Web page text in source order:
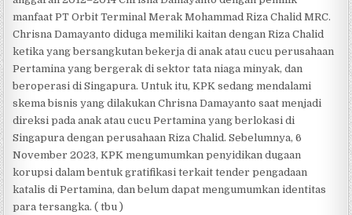
manfaat PT Orbit Terminal Merak Mohammad Riza Chalid MRC.
Chrisna Damayanto diduga memiliki kaitan dengan Riza Chalid
ketika yang bersangkutan bekerja di anak atau cucu perusahaan
Pertamina yang bergerak di sektor tata niaga minyak, dan
beroperasi di Singapura. Untuk itu, KPK sedang mendalami
skema bisnis yang dilakukan Chrisna Damayanto saat menjadi
direksi pada anak atau cucu Pertamina yang berlokasi di
Singapura dengan perusahaan Riza Chalid. Sebelumnya, 6
November 2023, KPK mengumumkan penyidikan dugaan
korupsi dalam bentuk gratifikasi terkait tender pengadaan
katalis di Pertamina, dan belum dapat mengumumkan identitas
para tersangka. ( tbu )